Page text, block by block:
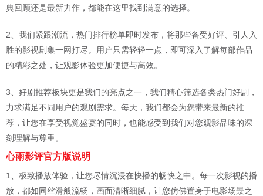
典回顾还是最新力作，都能在这里找到满意的选择。
2、我们紧跟潮流，热门排行榜单即时发布，将那些备受好评、引人入
胜的影视剧集一网打尽。用户只需轻轻一点，即可深入了解每部作品
的精彩之处，让观影体验更加便捷与高效。
3、好剧推荐板块更是我们的亮点之一，我们精心筛选各类热门好剧，
力求满足不同用户的观剧需求。每天，我们都会为您带来最新的推
荐，让您在享受视觉盛宴的同时，也能感受到我们对您观影品味的深
刻理解与尊重。
心雨影评官方版说明
1、极致播放体验，让您尽情沉浸在快播的畅快之中。每一次影视的播
放，都如同丝滑般流畅，画面清晰细腻，让您仿佛置身于电影场景之